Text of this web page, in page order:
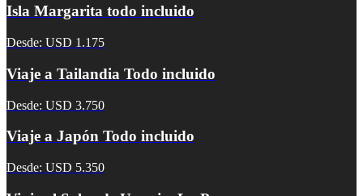
Isla Margarita todo incluido
Desde: USD 1.175
Viaje a Tailandia Todo incluido
Desde: USD 3.750
Viaje a Japón Todo incluido
Desde: USD 5.350